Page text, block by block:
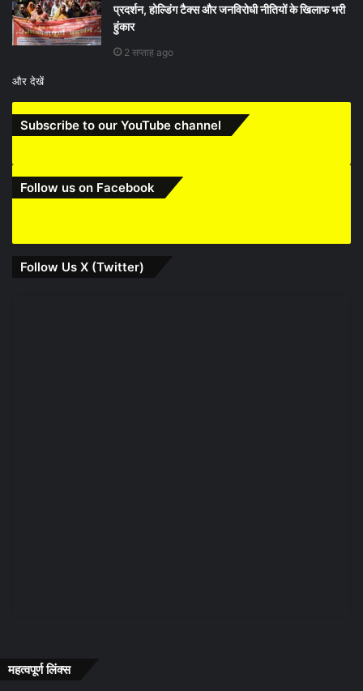
प्रदर्शन, होल्डिंग टैक्स और जनविरोधी नीतियों के खिलाफ भरी
हुंकार
2 सप्ताह ago
और देखें
Subscribe to our YouTube channel
Follow us on Facebook
Follow Us X (Twitter)
महत्वपूर्ण लिंक्स